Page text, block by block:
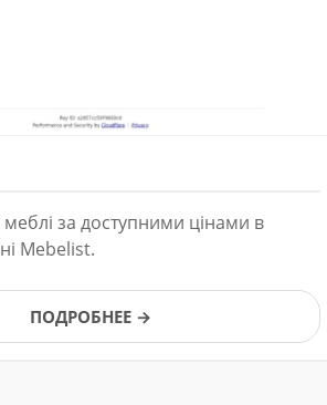
меблі за доступними цінами в
Mebelist.
ПОДРОБНЕЕ →